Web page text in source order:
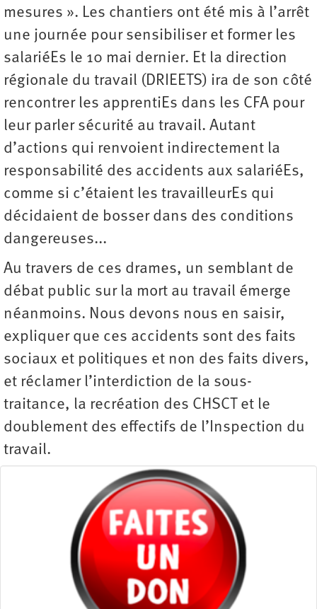
mesures ». Les chantiers ont été mis à l’arrêt
une journée pour sensibiliser et former les
salariéEs le 10 mai dernier. Et la direction
régionale du travail (DRIEETS) ira de son côté
rencontrer les apprentiEs dans les CFA pour
leur parler sécurité au travail. Autant
d’actions qui renvoient indirectement la
responsabilité des accidents aux salariéEs,
comme si c’étaient les travailleurEs qui
décidaient de bosser dans des conditions
dangereuses...
Au travers de ces drames, un semblant de
débat public sur la mort au travail émerge
néanmoins. Nous devons nous en saisir,
expliquer que ces accidents sont des faits
sociaux et politiques et non des faits divers,
et réclamer l’interdiction de la sous-
traitance, la recréation des CHSCT et le
doublement des effectifs de l’Inspection du
travail.